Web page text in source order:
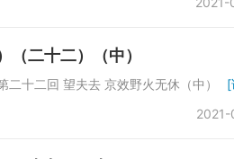
（二十二）（中）
望夫去 京效野火无休（中）
[